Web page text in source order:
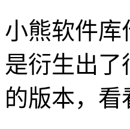
小熊软件库
是衍生出
的版本，